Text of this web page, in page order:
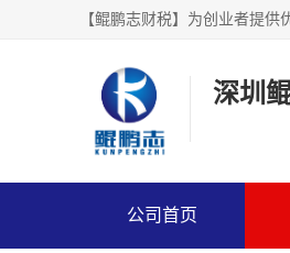
【鲲鹏志财税】为创业者提
深圳
公司首页